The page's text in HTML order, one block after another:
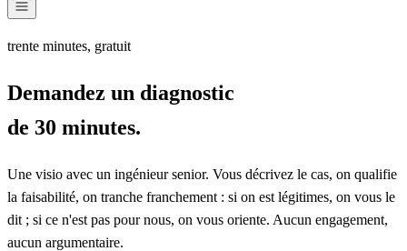
trente minutes, gratuit
Demandez un diagnostic
de 30 minutes.
Une visio avec un ingénieur senior. Vous décrivez le cas, on qualifie
la faisabilité, on tranche franchement : si on est légitimes, on vous le
dit ; si ce n'est pas pour nous, on vous oriente. Aucun engagement,
aucun argumentaire.